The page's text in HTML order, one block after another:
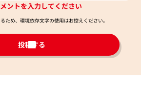
ントを入力してください
ため、環境依存文字の使用はお控えください。​
投稿する